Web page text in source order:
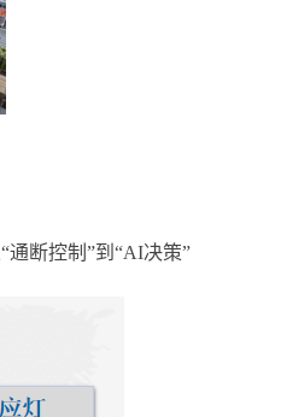
“通断控制 ”到 “AI决策”